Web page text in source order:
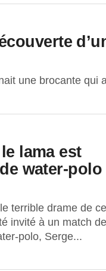
une brocante qui
lama est
water-polo
terrible drame de ce
invité à un match de
polo, Serge...